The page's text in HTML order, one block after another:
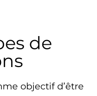
de
objectif d’être